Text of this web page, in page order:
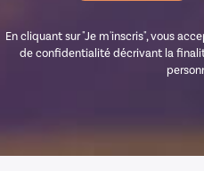
En cliquant sur "Je m'inscris", vous
de confidentialité décrivant la